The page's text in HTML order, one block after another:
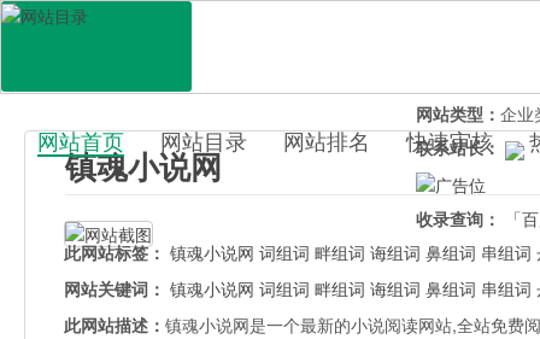
百科目录
网站首页 网站目录 网站排名 快速审核
镇魂小说网
网站类型： 企业
联系站长：
收录查询：
「
此网站标签： 镇魂小说网 词组词 畔组词 诲组词 鼻组词 串组词
网站关键词： 镇魂小说网 词组词 畔组词 诲组词 鼻组词 串组词
此网站描述：镇魂小说网是一个最新的小说阅读网站,全站免费